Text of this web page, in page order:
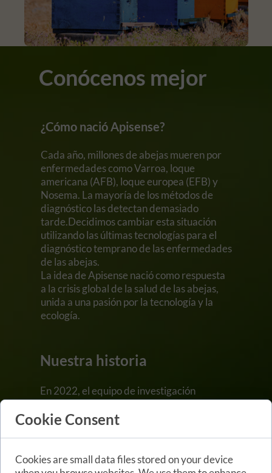
Conócenos mejor
¿Cómo nació Apisense?
Cada año, millones de abejas mueren por
enfermedades como Varroa, loque
americana (AFB), loque europea (EFB) y
Nosema. La mayoría de los métodos de
diagnóstico las detectan demasiado
tarde.Decidimos cambiar esta situación
utilizando las últimas tecnologías para el
diagnóstico temprano de las enfermedades
de las abejas.
La idea de Apisense nació como respuesta
a la crisis global de la salud de las abejas,
unida a una pasión por la tecnología y la
ecología.
Nuestra historia
En 2022, el equipo de investigación
comenzó a trabajar en el concepto de un
dispositivo para la detección temprana de
Un año después, en 2023, Apisense
Cookie Consent
Cookies are small data files stored on your device